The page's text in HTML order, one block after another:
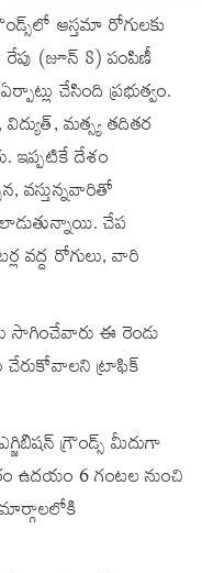
ఆస్తమా రోగులకు
(జూన్‌ 8) పంపిణీ
చేసింది ప్రభుత్వం.
మత్స్య తదితర
ఇప్పటికే దేశం
వస్తున్నవారితో
చేప
వద్ద రోగులు, వారి
సాగించేవారు ఈ రెండు
చేరుకోవాలని ట్రాఫిక్
గ్రౌండ్స్ మీదుగా
6 గంటల నుంచి
మార్గాలలోకి